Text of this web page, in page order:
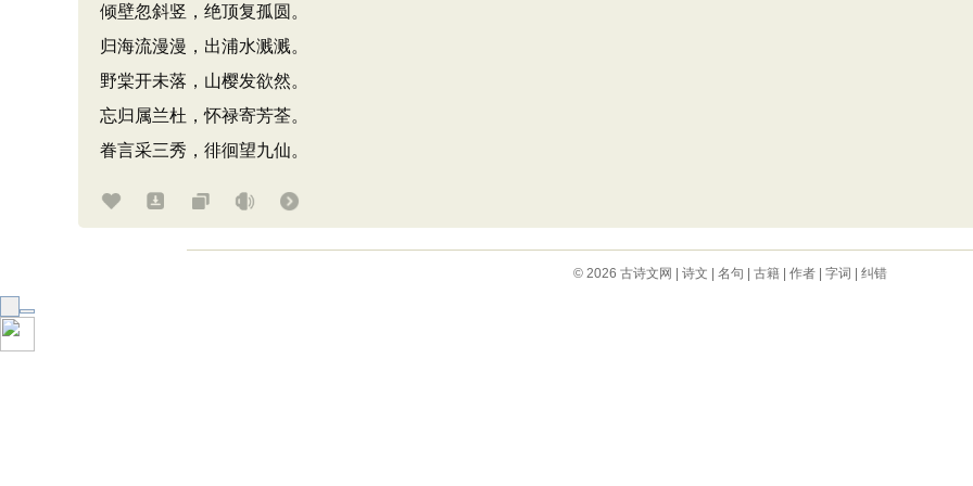
倾壁忽斜竖，绝顶复孤圆。
归海流漫漫，出浦水溅溅。
野棠开未落，山樱发欲然。
忘归属兰杜，怀禄寄芳荃。
眷言采三秀，徘徊望九仙。
© 2026 古诗文网 诗文 名句 古籍| 作者| 字词 纠错